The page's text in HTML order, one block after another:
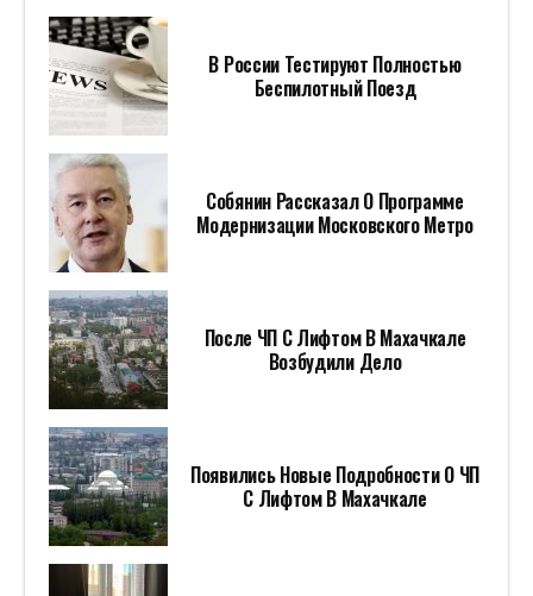
В России Тестируют Полностью
Беспилотный Поезд
Собянин Рассказал О Программе
Модернизации Московского Метро
После ЧП С Лифтом В Махачкале
Возбудили Дело
Появились Новые Подробности О ЧП
С Лифтом В Махачкале